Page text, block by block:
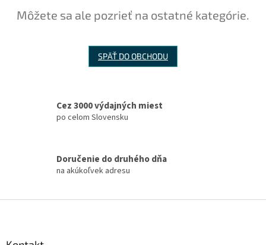
Môžete sa ale pozrieť na ostatné kategórie.
SPÄŤ DO OBCHODU
Cez 3000 výdajných miest
po celom Slovensku
Doručenie do druhého dňa
na akúkoľvek adresu